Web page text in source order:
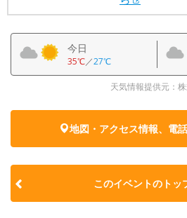
今日
35℃／27℃
天気情報提供元：
地図・アクセス情報、電
このイベントのトッ